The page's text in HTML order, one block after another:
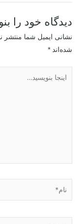
دیدگاه‌ خود را
نشانی ایمیل شما منتشر
شده‌اند *